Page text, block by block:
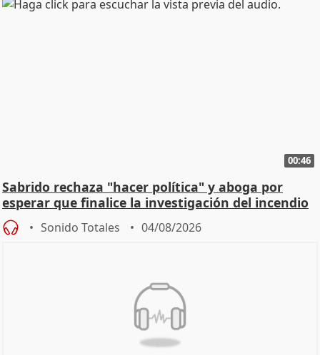
00:46
Sabrido rechaza "hacer política" y aboga por
esperar que finalice la investigación del incendio
Sonido Totales 04/08/2026